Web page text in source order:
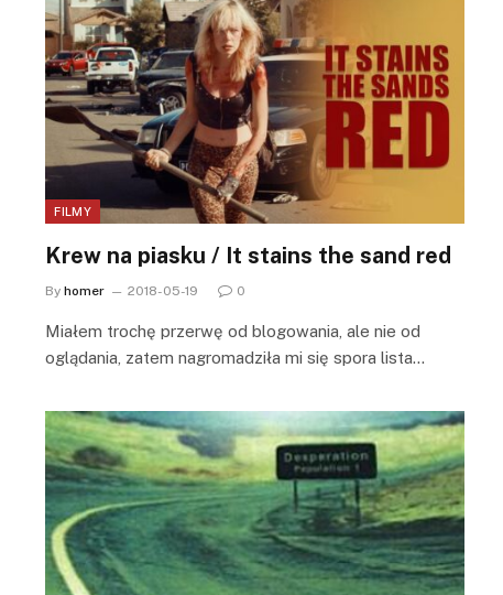
FILMY
Krew na piasku / It stains the sand red
By homer 2018-05-19 0
Miałem trochę przerwę od blogowania, ale nie od
oglądania, zatem nagromadziła mi się spora lista…